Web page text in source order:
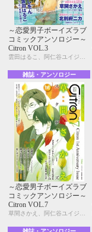
～恋愛男子ボーイズラブ
コミックアンソロジー～
Citron VOL.3
雑誌・アンソロジー
～恋愛男子ボーイズラブ
コミックアンソロジー～
Citron VOL.7